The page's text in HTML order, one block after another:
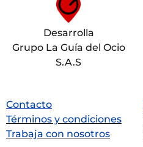
Desarrolla
Grupo La Guía del Ocio
S.A.S
Contacto
Términos y condiciones
Trabaja con nosotros